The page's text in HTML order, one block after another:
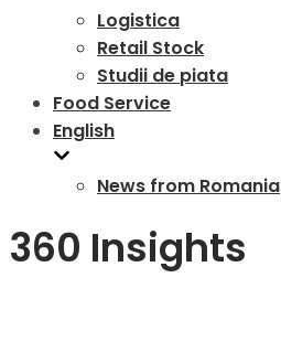
Logistica
Retail Stock
Studii de piata
Food Service
English
News from Romania
360 Insights